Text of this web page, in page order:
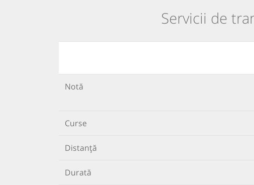
Servicii de
Notă
Curse
Distanță
Durată